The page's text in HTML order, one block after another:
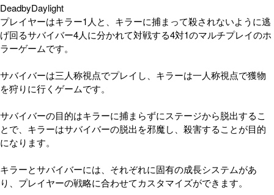
DeadbyDaylight
プレイヤーはキラー1人と、キラーに捕まって殺されないように逃
げ回るサバイバー4人に分かれて対戦する4対1のマルチプレイのホ
ラーゲームです。
サバイバーは三人称視点でプレイし、キラーは一人称視点で獲物
を狩りに行くゲームです。
サバイバーの目的はキラーに捕まらずにステージから脱出するこ
とで、キラーはサバイバーの脱出を邪魔し、殺害することが目的
になります。
キラーとサバイバーには、それぞれに固有の成長システムがあ
り、プレイヤーの戦略に合わせてカスタマイズができます。